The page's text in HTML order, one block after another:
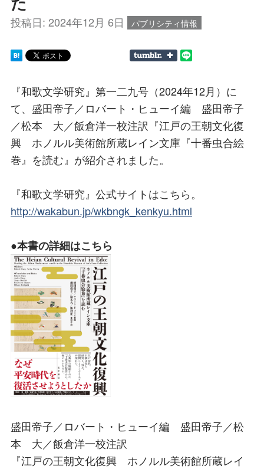
投稿日: 2024年12月 6日 パブリシティ情報
『和歌文学研究』第一二九号（2024年12月）に
て、盛田帝子／ロバート・ヒューイ編 盛田帝子
／松本 大／飯倉洋一校注訳『江戸の王朝文化復
興 ホノルル美術館所蔵レイン文庫『十番虫合絵
巻』を読む』が紹介されました。
『和歌文学研究』公式サイトはこちら。
http://wakabun.jp/wkbngk_kenkyu.html
●本書の詳細はこちら
盛田帝子／ロバート・ヒューイ編 盛田帝子／松
本 大／飯倉洋一校注訳
『江戸の王朝文化復興 ホノルル美術館所蔵レイ